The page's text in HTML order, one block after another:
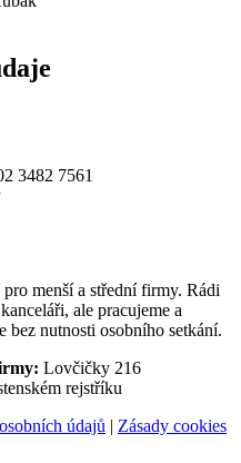
3482 7561
pro menší a střední firmy. Rádi
ale pracujeme a
bez nutnosti osobního setkání.
Lovčičky 216
rejstříku
údajů | Zásady cookies